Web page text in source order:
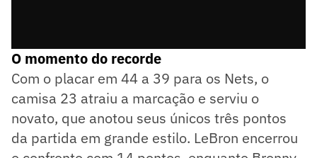
O momento do recorde
Com o placar em 44 a 39 para os Nets, o
camisa 23 atraiu a marcação e serviu o
novato, que anotou seus únicos três pontos
da partida em grande estilo. LeBron encerrou